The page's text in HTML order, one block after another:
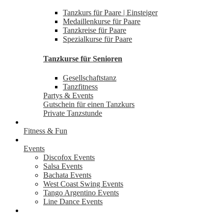
Tanzkurs für Paare | Einsteiger
Medaillenkurse für Paare
Tanzkreise für Paare
Spezialkurse für Paare
Tanzkurse für Senioren
Gesellschaftstanz
Tanzfitness
Partys & Events
Gutschein für einen Tanzkurs
Private Tanzstunde
Fitness & Fun
Events
Discofox Events
Salsa Events
Bachata Events
West Coast Swing Events
Tango Argentino Events
Line Dance Events